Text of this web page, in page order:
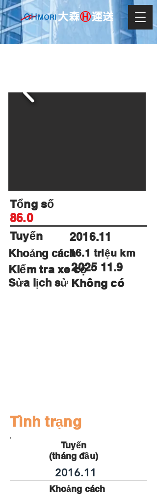
Tổng số
86.0
Tuyến 2016.11
16.1 triệu km
Khoảng cách
Kiểm tra xe cộ2025 11.9
Không có
Sửa lịch sử
Tình trạng
Tuyến
(tháng đầu)
2016.11
Khoảng cách